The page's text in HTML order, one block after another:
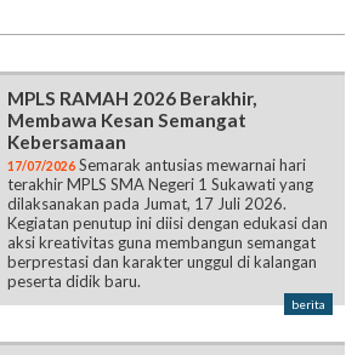
MPLS RAMAH 2026 Berakhir,
Membawa Kesan Semangat
Kebersamaan
17/07/2026 Semarak antusias mewarnai hari
terakhir MPLS SMA Negeri 1 Sukawati yang
dilaksanakan pada Jumat, 17 Juli 2026.
Kegiatan penutup ini diisi dengan edukasi dan
aksi kreativitas guna membangun semangat
berprestasi dan karakter unggul di kalangan
peserta didik baru.
berita